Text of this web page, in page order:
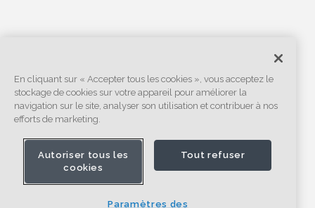
En cliquant sur « Accepter tous les cookies », vous acceptez le
stockage de cookies sur votre appareil pour améliorer la
navigation sur le site, analyser son utilisation et contribuer à nos
efforts de marketing.
Autoriser tous les
cookies
Tout refuser
Paramètres des